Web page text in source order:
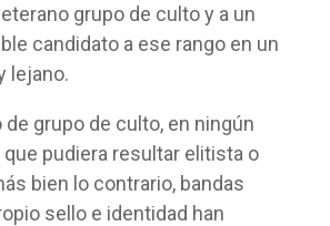
grupo de culto y a un
candidato a ese rango en un
lejano.
de grupo de culto, en ningún
pudiera resultar elitista o
bien lo contrario, bandas
sello e identidad han